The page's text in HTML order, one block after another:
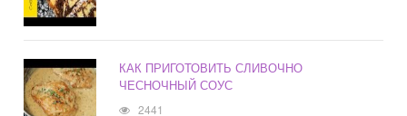
КАК ПРИГОТОВИТЬ СЛИВОЧНО
ЧЕСНОЧНЫЙ СОУС
2441